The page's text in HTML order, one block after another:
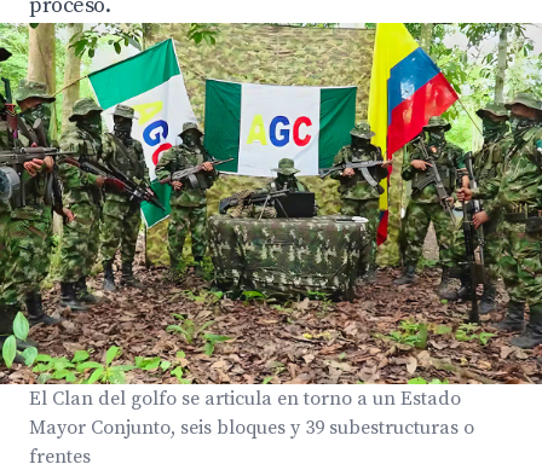
El Clan del golfo se articula en torno a un Estado
Mayor Conjunto, seis bloques y 39 subestructuras o
frentes